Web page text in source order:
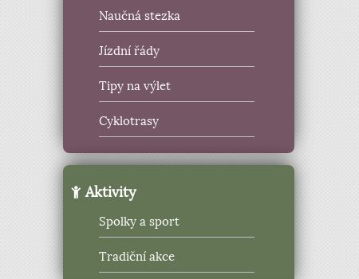
Naučná stezka
Jízdní řády
Tipy na výlet
Cyklotrasy
Aktivity
Spolky a sport
Tradiční akce